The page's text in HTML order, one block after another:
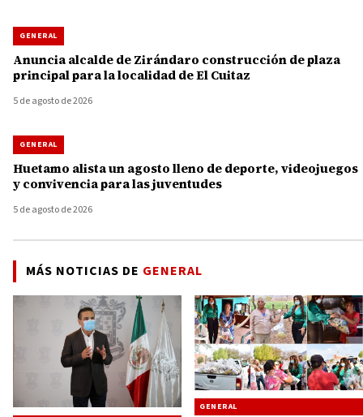
GENERAL
Anuncia alcalde de Zirándaro construcción de plaza
principal para la localidad de El Cuitaz
5 de agosto de 2026
GENERAL
Huetamo alista un agosto lleno de deporte, videojuegos
y convivencia para las juventudes
5 de agosto de 2026
MÁS NOTICIAS DE GENERAL
GENERAL